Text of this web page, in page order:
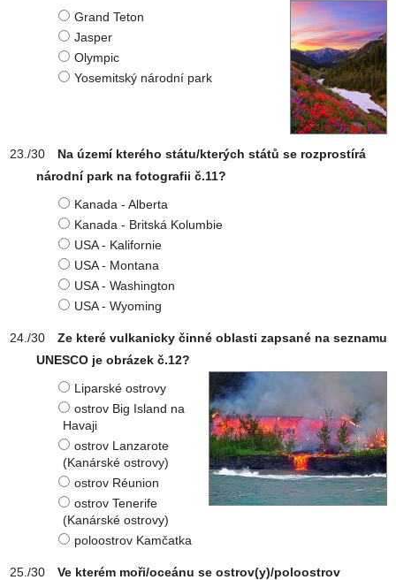
Grand Teton
Jasper
Olympic
Yosemitský národní park
Na území kterého státu/kterých států se rozprostírá
národní park na fotografii č.11?
Kanada - Alberta
Kanada - Britská Kolumbie
USA - Kalifornie
USA - Montana
USA - Washington
USA - Wyoming
Ze které vulkanicky činné oblasti zapsané na seznamu
UNESCO je obrázek č.12?
Liparské ostrovy
ostrov Big Island na
Havaji
ostrov Lanzarote
(Kanárské ostrovy)
ostrov Réunion
ostrov Tenerife
(Kanárské ostrovy)
poloostrov Kamčatka
Ve kterém moři/oceánu se ostrov(y)/poloostrov